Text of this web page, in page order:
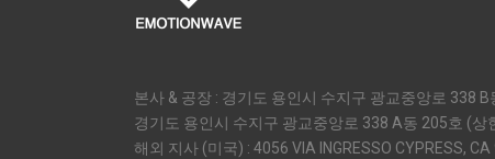
본사 & 공장 : 경기도 용인시 수지구 광교중앙로 338
경기도 용인시 수지구 광교중앙로 338 A동 205호 (상
해외 지사 (미국) : 4056 VIA INGRESSO CYPRESS,